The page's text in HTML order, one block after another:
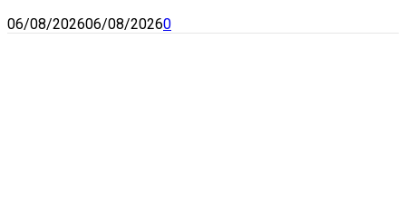
06/08/202606/08/20260